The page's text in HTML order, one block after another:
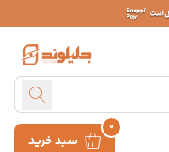
سبد خرید
0